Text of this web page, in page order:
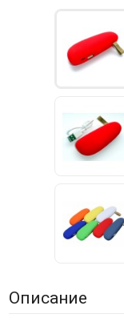
Описание